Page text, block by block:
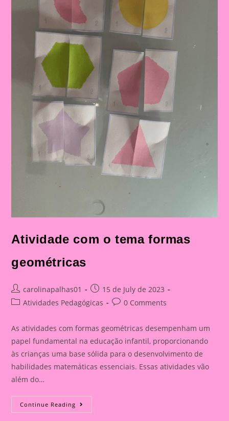
Atividade com o tema formas
geométricas
Post
author:
carolinapalhas01
Post
published:
15 de July de 2023
PostAtividades Pedagógicas
Post0 Comments
As atividades com formas geométricas desempenham um
papel fundamental na educação infantil, proporcionando
às crianças uma base sólida para o desenvolvimento de
habilidades matemáticas essenciais. Essas atividades vão
além do…
Continue Reading Atividade
Com